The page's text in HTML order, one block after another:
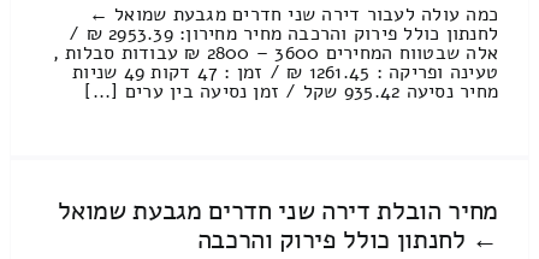
כמה עולה לעבור דירה שני חדרים מגבעת שמואל ←
לחנתון כולל פירוק והרכבה מחיר מחירון: 2953.39 ₪ /
אלה שבטווח המחירים 3600 – 2800 ₪ עבודות סבלות ,
טעינה ופריקה : 1261.45 ₪ / זמן : 47 דקות 49 שניות
מחיר נסיעה 935.42 שקל / זמן נסיעה בין ערים [...]
מחיר הובלת דירה שני חדרים מגבעת שמואל
← לחנתון כולל פירוק והרכבה